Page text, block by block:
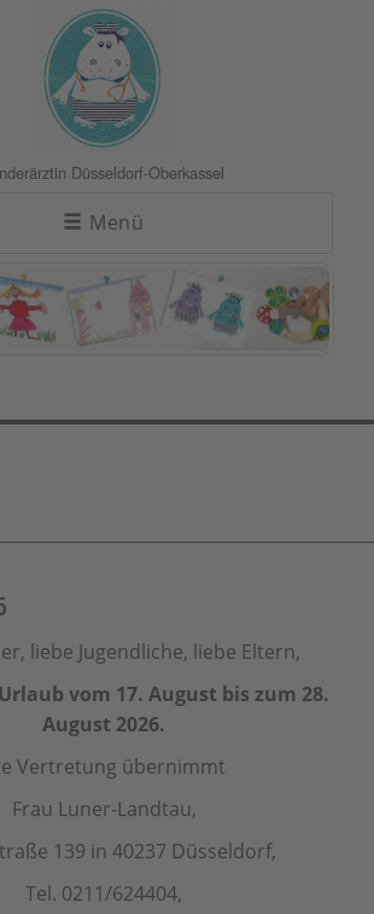
Düsseldorf-Oberkassel
Menü
liebe Jugendliche, liebe Eltern,
vom 17. August bis zum 28.
August 2026.
Vertretung übernimmt
Frau Luner-Landtau,
139 in 40237 Düsseldorf,
Tel. 0211/624404,